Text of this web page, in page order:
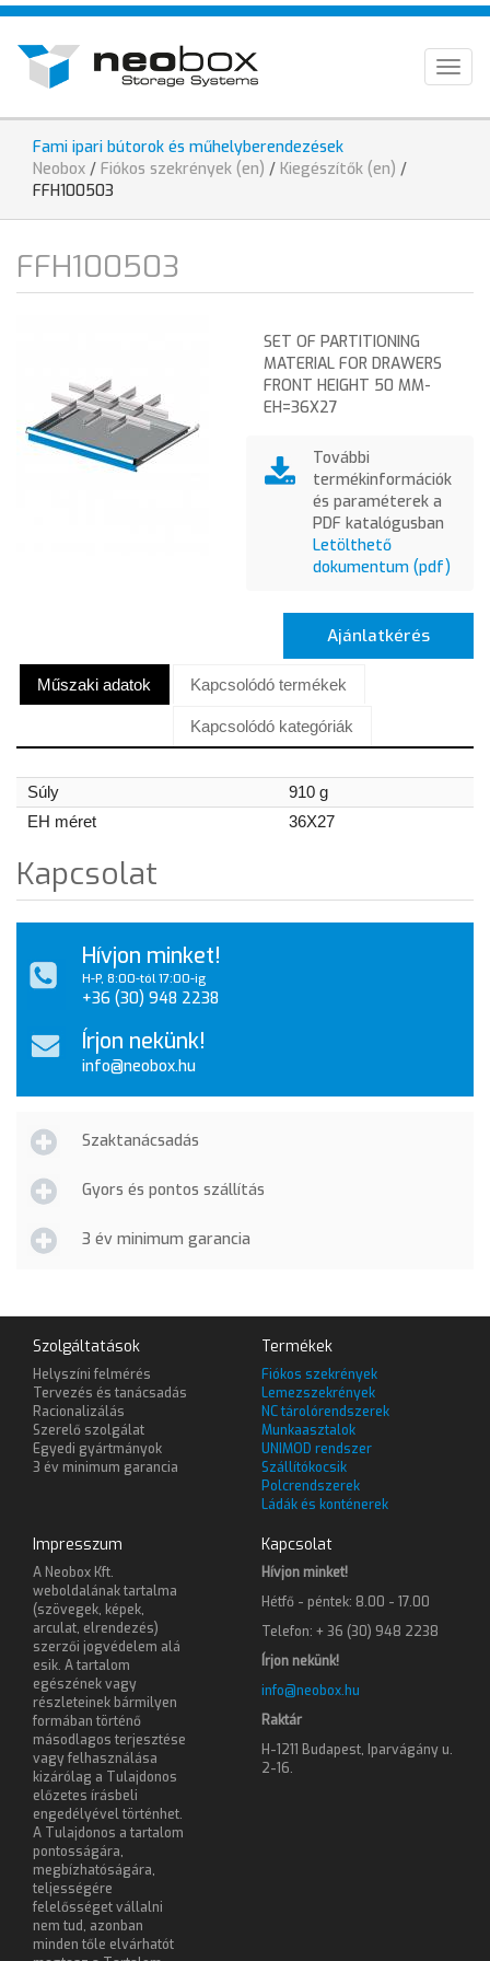
Skip
main
content
EN
Fami ipari bútorok és műhelyberendezések
You
are
here
Neobox / Fiókos szekrények (en) / Kiegészítők (en) /
FFH100503
FFH100503
SET OF PARTITIONING
MATERIAL FOR DRAWERS
FRONT HEIGHT 50 MM-
EH=36X27
További
termékinformációk
és paraméterek a
PDF katalógusban
Letölthető
dokumentum (pdf)
Ajánlatkérés
Műszaki adatok Kapcsolódó termékek
Kapcsolódó kategóriák
Súly
910 g
EH méret
36X27
Kapcsolat
Hívjon minket!
H-P, 8:00-tól 17:00-ig
+36 (30) 948 2238
Írjon nekünk!
info@neobox.hu
Szaktanácsadás
Gyors és pontos szállítás
3 év minimum garancia
Szolgáltatások
Helyszíni felmérés
Tervezés és tanácsadás
Racionalizálás
Szerelő szolgálat
Egyedi gyártmányok
3 év minimum garancia
Termékek
Fiókos szekrények
Lemezszekrények
NC tárolórendszerek
Munkaasztalok
UNIMOD rendszer
Szállítókocsik
Polcrendszerek
Ládák és konténerek
Impresszum
A Neobox Kft.
weboldalának tartalma
(szövegek, képek,
arculat, elrendezés)
szerzői jogvédelem alá
esik. A tartalom
egészének vagy
részleteinek bármilyen
formában történő
másodlagos terjesztése
vagy felhasználása
kizárólag a Tulajdonos
előzetes írásbeli
engedélyével történhet.
A Tulajdonos a tartalom
pontosságára,
megbízhatóságára,
teljességére
felelősséget vállalni
nem tud, azonban
minden tőle elvárhatót
Kapcsolat
Hívjon minket!
Hétfő - péntek: 8.00 - 17.00
Telefon: + 36 (30) 948 2238
Írjon nekünk!
info@neobox.hu
Raktár
H-1211 Budapest, Iparvágány u.
2-16.